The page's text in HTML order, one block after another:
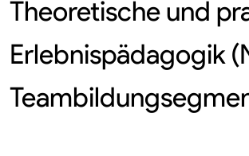
Theoretische und
Erlebnispädagogik